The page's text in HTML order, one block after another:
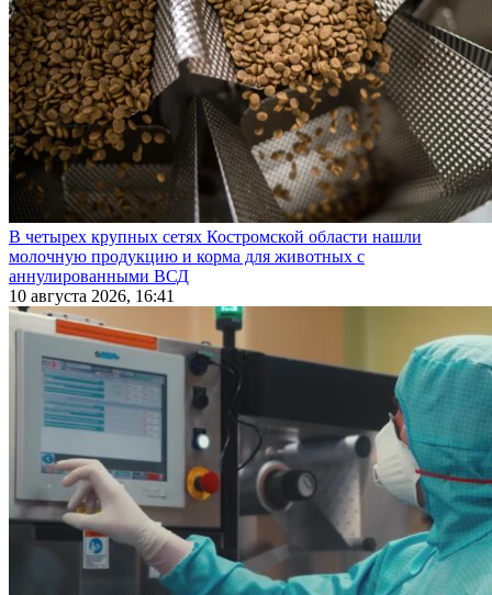
В четырех крупных сетях Костромской области нашли
молочную продукцию и корма для животных с
аннулированными ВСД
10 августа 2026, 16:41